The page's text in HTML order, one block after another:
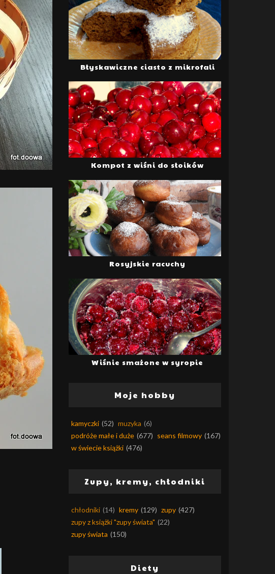
Błyskawiczne ciasto z mikrofali
Kompot z wiśni do słoików
Rosyjskie racuchy
Wiśnie smażone w syropie
Moje hobby
kamyczki (52) muzyka (6)
podróże małe i duże (677) seans filmowy (167)
w świecie książki (476)
Zupy, kremy, chłodniki
chłodniki (14) kremy (129) zupy (427)
zupy z książki "zupy świata" (22)
zupy świata (150)
Diety